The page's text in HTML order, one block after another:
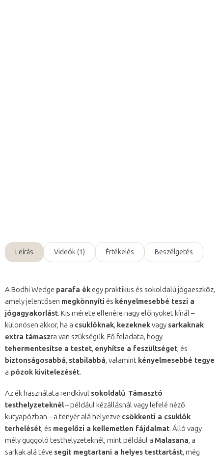
Leírás Videók (1) Értékelés Beszélgetés
A Bodhi Wedge parafa ékegy praktikus és sokoldalú jógaeszköz,
amely jelentősen megkönnyíti és kényelmesebbé teszi a
jógagyakorlást. Kis mérete ellenére nagy előnyöket kínál –
különösen akkor, ha a csuklóknak, kezeknekvagy sarkaknak
extra támaszra van szükségük. Fő feladata, hogy
tehermentesítse a testet, enyhítse a feszültséget, és
biztonságosabbá, stabilabbá, valamint kényelmesebbé tegye
a pózok kivitelezését.
Az ék használata rendkívül sokoldalú. Támasztó
testhelyzeteknél– például kézállásnál vagy lefelé néző
kutyapózban – a tenyér alá helyezve csökkenti a csuklók
terhelését, és megelőzi a kellemetlen fájdalmat. Álló vagy
mély guggoló testhelyzeteknél, mint például a Malasana, a
sarkak alá téve segít megtartani a helyes testtartást, még